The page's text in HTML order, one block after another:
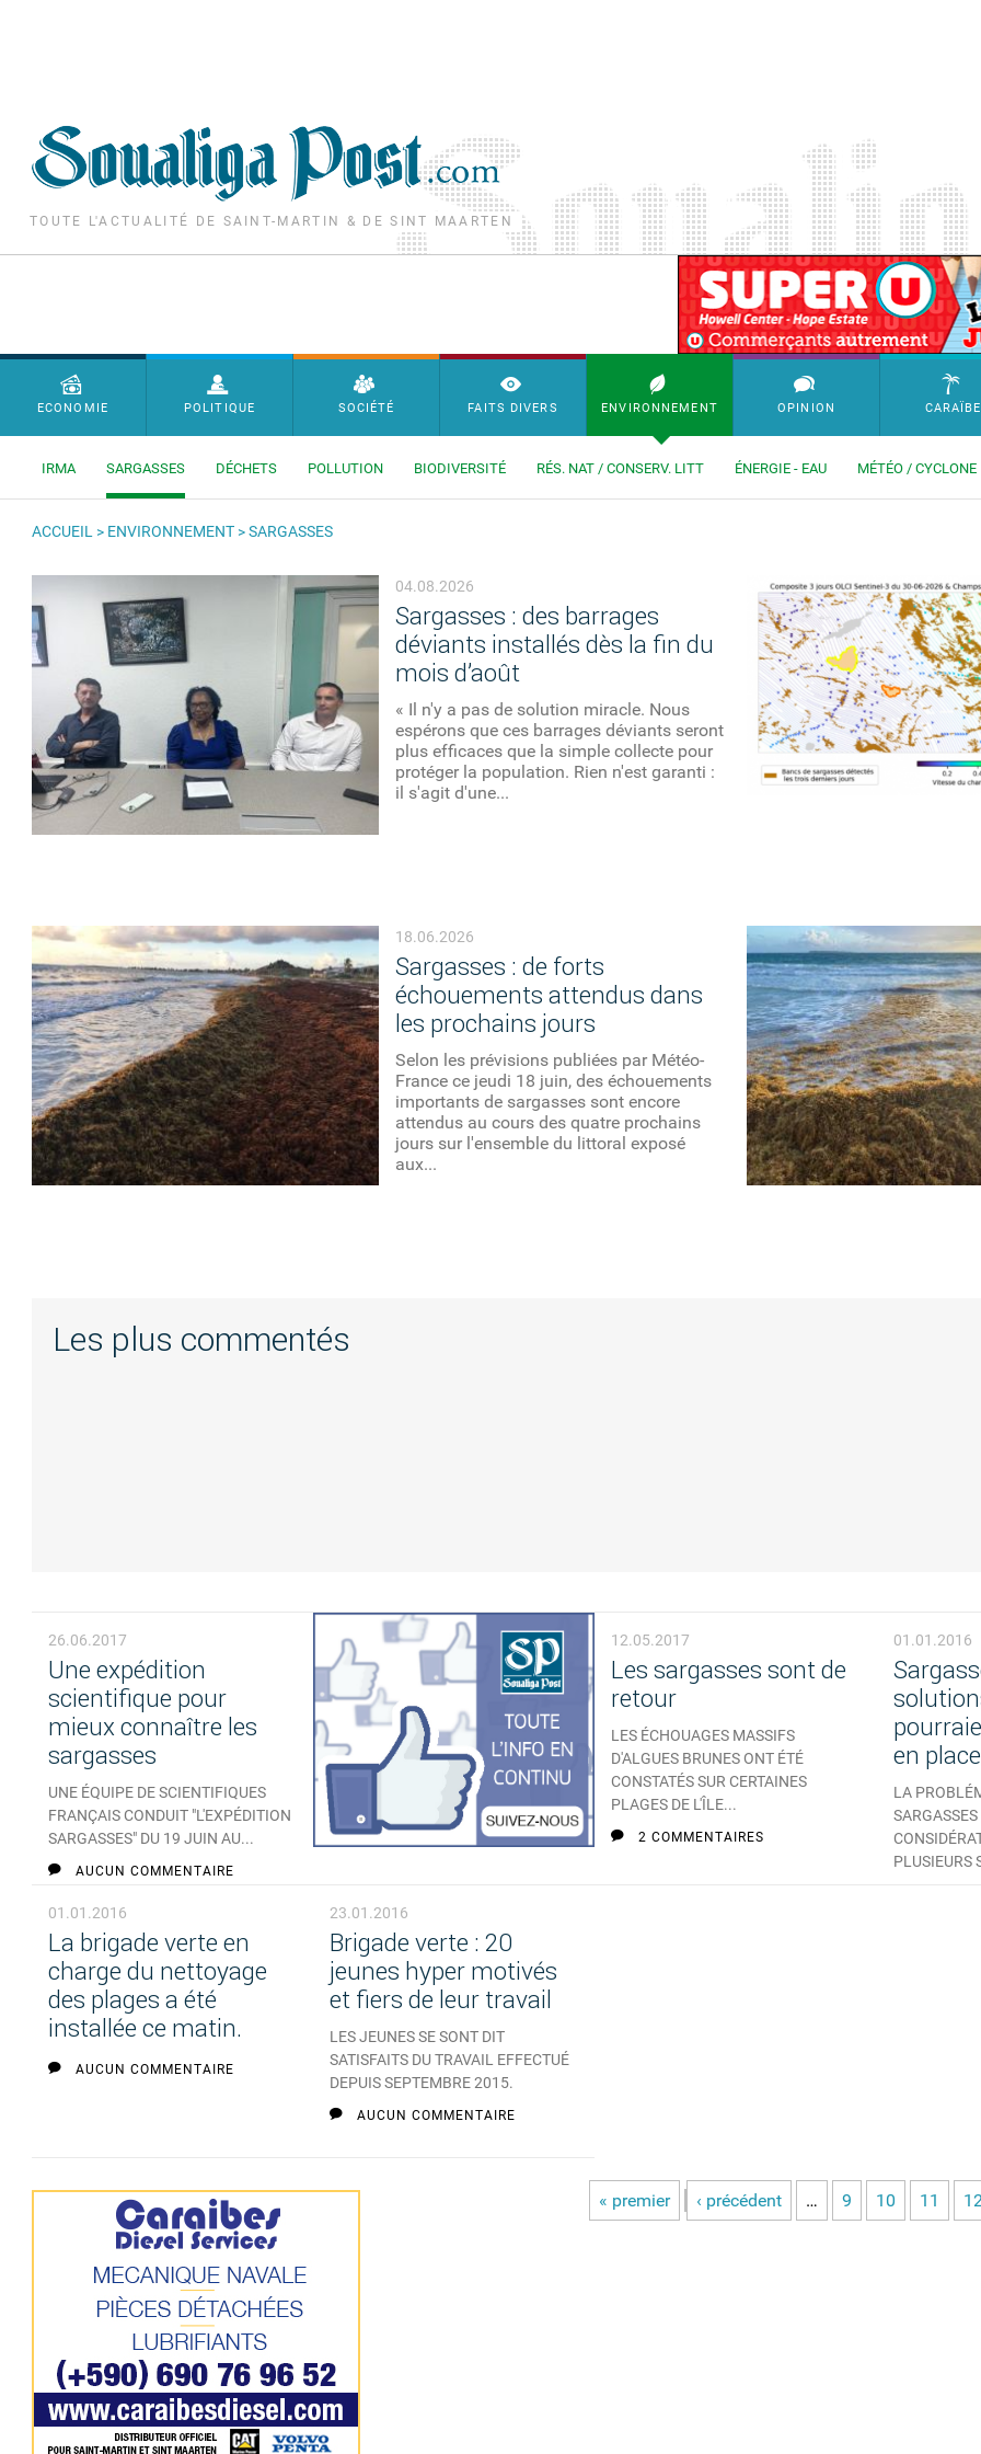
TOUTE L'ACTUALITÉ DE SAINT-MARTIN & DE SINT MAARTEN
SimpleAds Block Bannière
Menu principal
ECONOMIE POLITIQUE SOCIÉTÉ FAITS DIVERS ENVIRONNEMENT
IRMA SARGASSES DÉCHETS POLLUTION BIODIVERSITÉ RÉS. NAT / CONSERV. LITT ÉNERGIE - EAU MÉTÉO / CYCLONE
OPINION CARAÏBE
ACCUEIL > ENVIRONNEMENT >SARGASSES
04.08.2026
Sargasses : des barrages
déviants installés dès la fin du
mois d’août
« Il n'y a pas de solution miracle. Nous
espérons que ces barrages déviants seront
plus efficaces que la simple collecte pour
protéger la population. Rien n'est garanti :
il s'agit d'une...
18.06.2026
Sargasses : de forts
échouements attendus dans
les prochains jours
Selon les prévisions publiées par Météo-
France ce jeudi 18 juin, des échouements
importants de sargasses sont encore
attendus au cours des quatre prochains
jours sur l'ensemble du littoral exposé
aux...
Les plus commentés
26.06.2017
Une expédition
scientifique pour
mieux connaître les
sargasses
UNE ÉQUIPE DE SCIENTIFIQUES
FRANÇAIS CONDUIT "L'EXPÉDITION
SARGASSES" DU 19 JUIN AU...
AUCUN COMMENTAIRE
12.05.2017
Les sargasses sont de
retour
LES ÉCHOUAGES MASSIFS
D'ALGUES BRUNES ONT ÉTÉ
CONSTATÉS SUR CERTAINES
PLAGES DE L'ÎLE...
2 COMMENTAIRES
01.01.2016
en
LA
PLUSIEURS
01.01.2016
La brigade verte en
charge du nettoyage
des plages a été
installée ce matin.
AUCUN COMMENTAIRE
23.01.2016
Brigade verte : 20
jeunes hyper motivés
et fiers de leur travail
LES JEUNES SE SONT DIT
SATISFAITS DU TRAVAIL EFFECTUÉ
DEPUIS SEPTEMBRE 2015.
AUCUN COMMENTAIRE
« premier ‹ précédent … 9 10 11